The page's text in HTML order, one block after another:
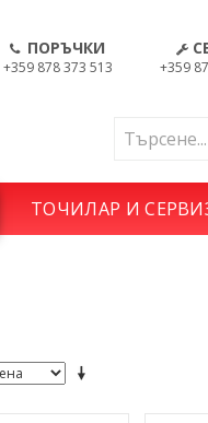
ПОРЪЧКИ
+359 878 373 513 +359
ТОЧИЛАР И